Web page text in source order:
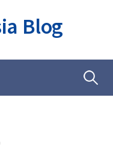
Blog
Ricerca